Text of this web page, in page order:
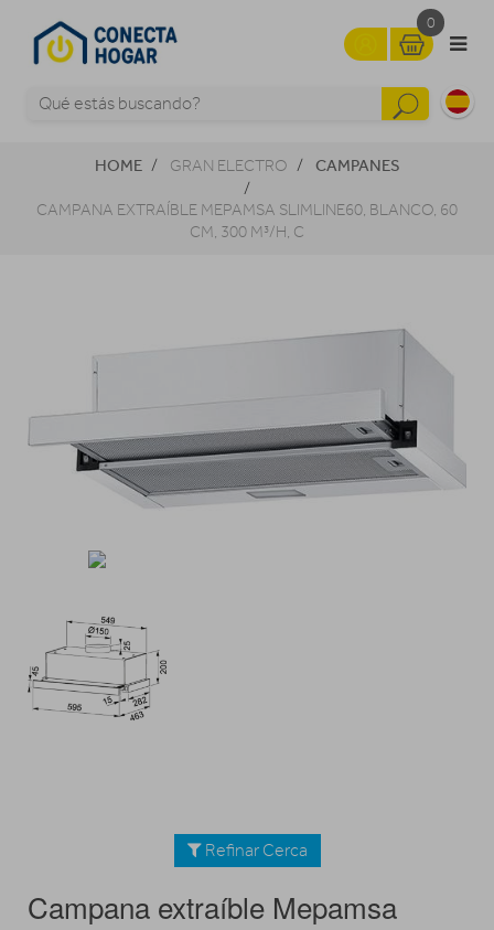
0
HOME GRAN ELECTRO CAMPANES
CAMPANA EXTRAÍBLE MEPAMSA SLIMLINE60, BLANCO, 60
CM, 300 M³/H, C
Refinar Cerca
Campana extraíble Mepamsa